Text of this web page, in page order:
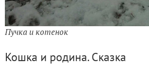
Пучка и котенок
Кошка и родина. Сказка